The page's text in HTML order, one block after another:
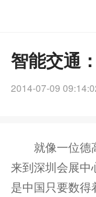
智能交通
2014-07-09
就像一位德高
来到深圳会展中
是中国只要数